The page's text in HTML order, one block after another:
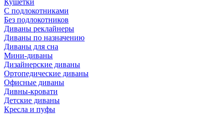
Кушетки
С подлокотниками
Без подлокотников
Диваны реклайнеры
Диваны по назначению
Диваны для сна
Мини-диваны
Дизайнерские диваны
Ортопедические диваны
Офисные диваны
Дивны-кровати
Детские диваны
Кресла и пуфы